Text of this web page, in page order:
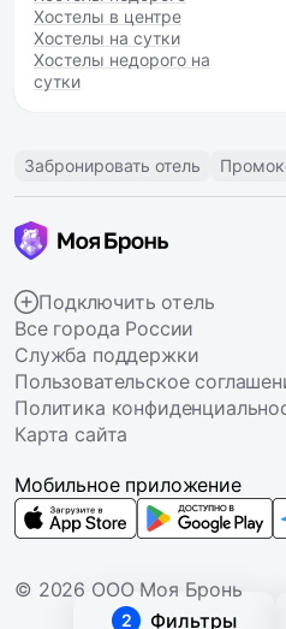
2 Фильтры
Хостелы в центре
Хостелы на сутки
Хостелы недорого на
сутки
Забронировать отель
Подключить отель
Все города России
Служба поддержки
Пользовательское
Политика
Карта сайта
© 2026 ООО Моя Бронь
Мобильное приложение